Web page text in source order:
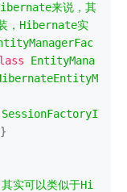
来说，其
， Hibernate实
EntityMana
SessionFactoryI
实可以类似于Hi